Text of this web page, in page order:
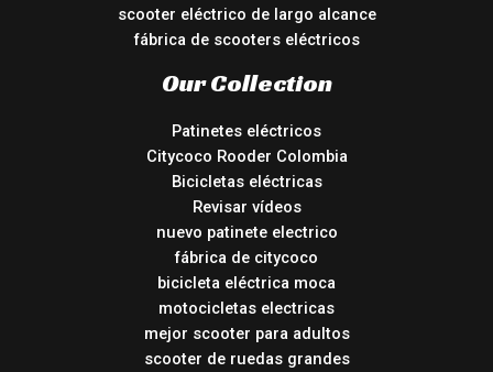
scooter eléctrico de largo alcance
fábrica de scooters eléctricos
Our Collection
Patinetes eléctricos
Citycoco Rooder Colombia
Bicicletas eléctricas
Revisar vídeos
nuevo patinete electrico
fábrica de citycoco
bicicleta eléctrica moca
motocicletas electricas
mejor scooter para adultos
scooter de ruedas grandes